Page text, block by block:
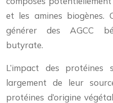
et les amines biogènes.
générer des AGCC
butyrate.
L’impact des
largement de leur
protéines d’origine